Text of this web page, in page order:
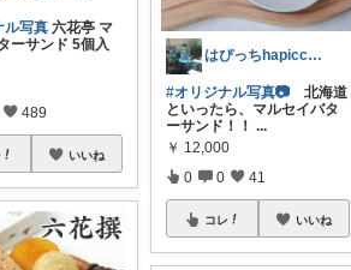
ル写真 六花亭 マ
ーサンド 5個入
489
いいね
はぴっちhapicchi💎🏃感謝💐
#オリジナル写真📷 北海道
といったら、マルセイバタ
ーサンド！！ ...
￥ 12,000
0 0 41
コレ いいね